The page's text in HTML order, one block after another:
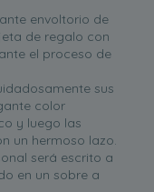
envoltorio de
de regalo con
el proceso de
sus
color
y luego las
un hermoso lazo.
será escrito a
en un sobre a